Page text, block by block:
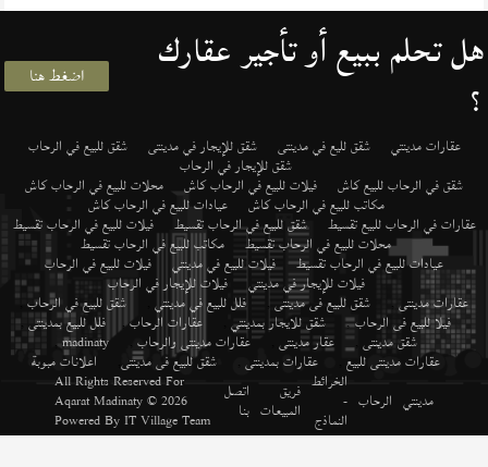
هل تحلم ببيع أو تأجير عقارك
؟ اضغط هنا
عقارات مدينتي شقق لليع في مدينتى شقق للإيجار في مدينتى شقق للبيع في الرحاب
شقق للإيجار في الرحاب
شقق في الرحاب للبيع كاش فيلات للبيع في الرحاب كاش محلات للبيع في الرحاب كاش
مكاتب للبيع في الرحاب كاش عيادات للبيع في الرحاب كاش
عقارات في الرحاب للبيع تقسيط شقق للبيع في الرحاب تقسيط فيلات للبيع في الرحاب تقسيط
محلات للبيع في الرحاب تقسيط مكاتب للبيع في الرحاب تقسيط
عيادات للبيع في الرحاب تقسيط فيلات للبيع في مدينتي فيلات للبيع في الرحاب
فيلات للإيجار في مدينتي فيلات للإيجار في الرحاب
عقارات مدينتى , شقق للبيع فى مدينتى , فلل للبيع في مدينتي , شقق للبيع في الرحاب
فيلا للبيع فى الرحاب, شقق للايجار بمدينتي عقارات الرحاب, فلل للبيع بمدينتى ,
شقق مدينتى , عقار مدينتى عقارات مدينتى والرحاب madinaty
,
عقارات مدينتى للبيع عقارات بمدينتى شقق للبيع فى مدينتى
اعلانات مبوبة
مدينتي الرحاب
الخرائط
-
النماذج
فريق
المبيعات
اتصل
بنا
All Rights Reserved For
Aqarat Madinaty© 2026
Powered ByIT Village Team